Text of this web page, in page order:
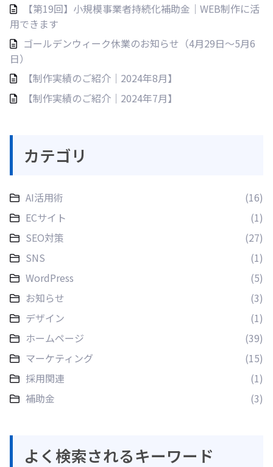
【第19回】小規模事業者持続化補助金｜WEB制作に活
用できます
ゴールデンウィーク休業のお知らせ（4月29日〜5月6
日）
【制作実績のご紹介｜2024年8月】
【制作実績のご紹介｜2024年7月】
カテゴリ
AI活用術
(16)
ECサイト
(1)
SEO対策
(27)
SNS
(1)
WordPress
(5)
お知らせ
(3)
デザイン
(1)
ホームページ
(39)
マーケティング
(15)
採用関連
(1)
補助金
(3)
よく検索されるキーワード